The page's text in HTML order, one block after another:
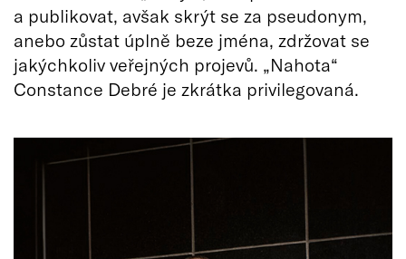
a publikovat, avšak skrýt se za pseudonym,
anebo zůstat úplně beze jména, zdržovat se
jakýchkoliv veřejných projevů. „Nahota“
Constance Debré je zkrátka privilegovaná.